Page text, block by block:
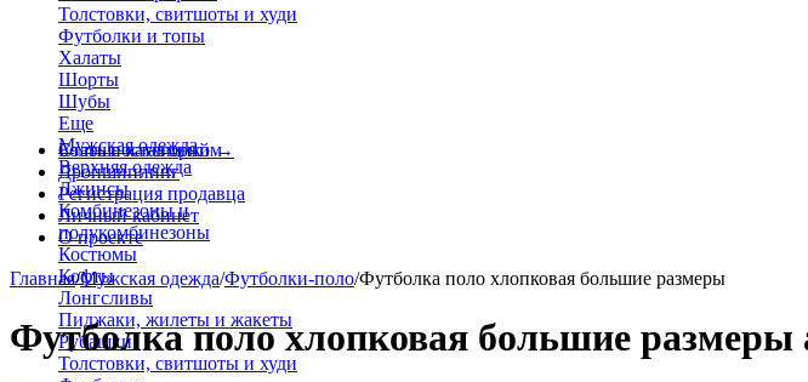
Толстовки, свитшоты и худи
Футболки и топы
Халаты
Шорты
Шубы
Еще
Мужская одежда
Верхняя одежда
Джинсы
Комбинезоны и
полукомбинезоны
Костюмы
Кофты
Лонгсливы
Пиджаки, жилеты и жакеты
Рубашки
Толстовки, свитшоты и худи
Больше категорий→
Стать поставщиком
Дропшиппинг
Регистрация продавца
Личный кабинет
О проекте
Главная/Мужская одежда/Футболки-поло/Футболка поло хлопковая большие размеры
Футболка поло хлопковая большие